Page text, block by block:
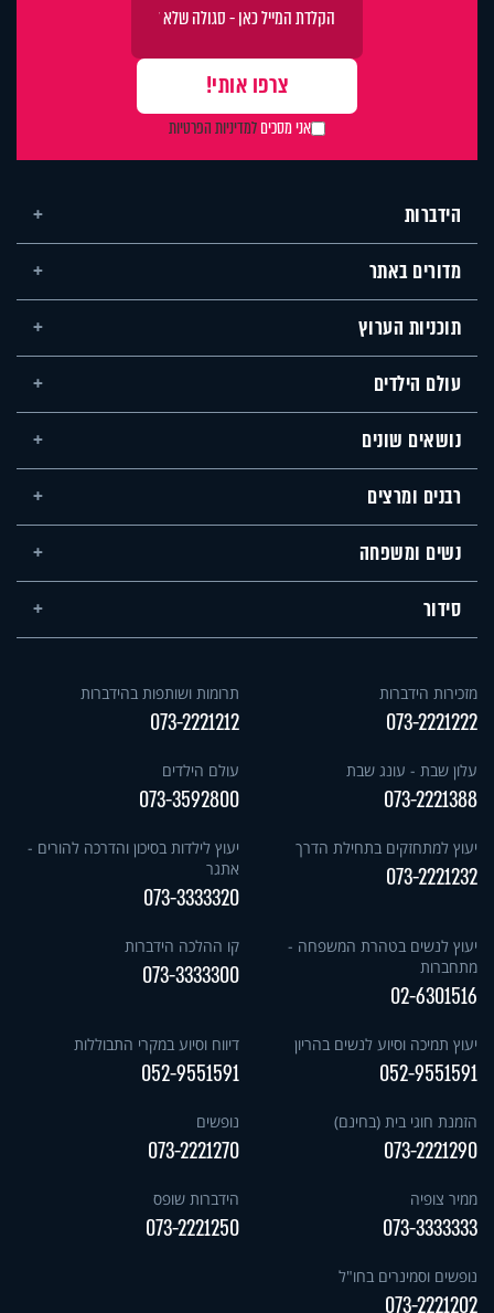
אני מסכיםלמדיניות הפרטיות
הידברות
מדורים באתר
תוכניות הערוץ
עולם הילדים
נושאים שונים
רבנים ומרצים
נשים ומשפחה
סידור
מזכירות הידברות
073-2221222
תרומות ושותפות בהידברות
073-2221212
עלון שבת - עונג שבת
073-2221388
עולם הילדים
073-3592800
יעוץ למתחזקים בתחילת הדרך
073-2221232
יעוץ לילדות בסיכון והדרכה להורים -
אתגר
073-3333320
יעוץ לנשים בטהרת המשפחה -
מתחברות
02-6301516
קו ההלכה הידברות
073-3333300
יעוץ תמיכה וסיוע לנשים בהריון
052-9551591
דיווח וסיוע במקרי התבוללות
052-9551591
הזמנת חוגי בית (בחינם)
073-2221290
נופשים
073-2221270
ממיר צופיה
073-3333333
הידברות שופס
073-2221250
נופשים וסמינרים בחו"ל
073-2221202